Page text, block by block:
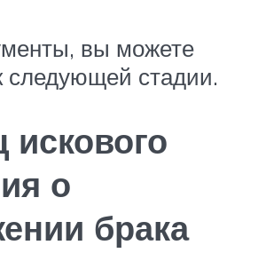
вы можете
следующей стадии.
искового
о
брака